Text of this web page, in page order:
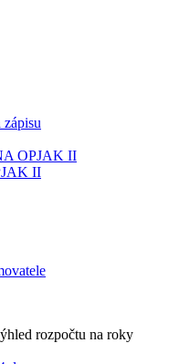
OPJAK II
II
rozpočtu na roky